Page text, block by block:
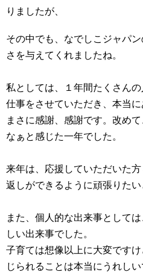
りましたが、
その中でも、なでしこジャパ
さを与えてくれましたね。
私としては、１年間たくさん
仕事をさせていただき、本当に
まさに感謝、感謝です。 改め
なぁと感じた一年でした。
来年は、応援していただいた
返しができるように頑張りたい
また、個人的な出来事として
しい出来事でした。
子育ては想像以上に大変です
じられることは本当にうれし